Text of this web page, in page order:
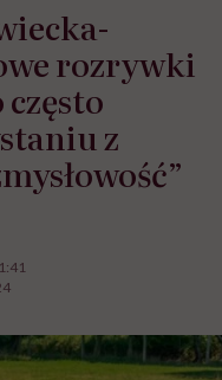
rozrywki
często
z